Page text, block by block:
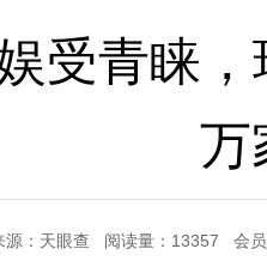
受青睐
万
：天眼查 阅读量：13357 会